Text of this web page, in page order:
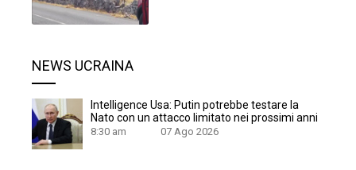
NEWS UCRAINA
Intelligence Usa: Putin potrebbe testare la
Nato con un attacco limitato nei prossimi anni
8:30 am 07 Ago 2026